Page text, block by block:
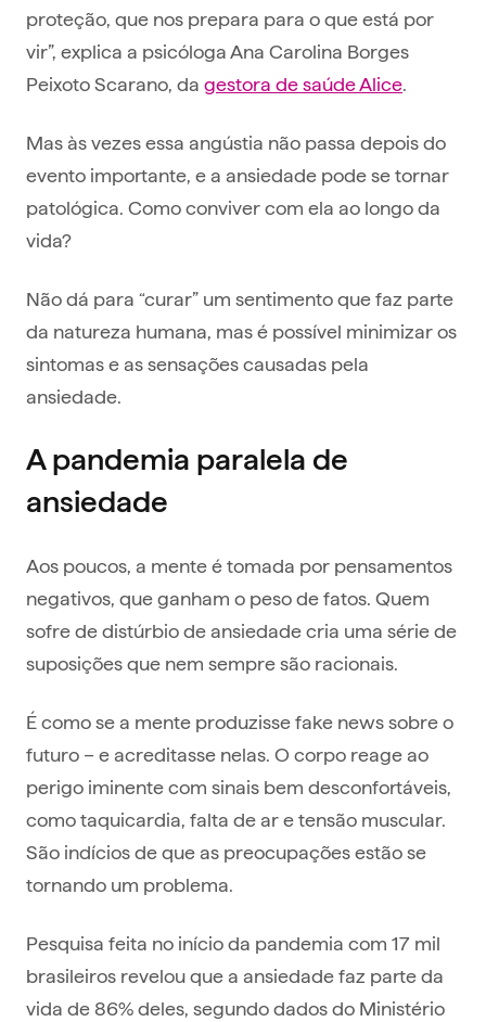
proteção, que nos prepara para o que está por
vir”, explica a psicóloga Ana Carolina Borges
Peixoto Scarano, da gestora de saúde Alice.
Mas às vezes essa angústia não passa depois do
evento importante, e a ansiedade pode se tornar
patológica. Como conviver com ela ao longo da
vida?
Não dá para “curar” um sentimento que faz parte
da natureza humana, mas é possível minimizar os
sintomas e as sensações causadas pela
ansiedade.
A pandemia paralela de
ansiedade
Aos poucos, a mente é tomada por pensamentos
negativos, que ganham o peso de fatos. Quem
sofre de distúrbio de ansiedade cria uma série de
suposições que nem sempre são racionais.
É como se a mente produzisse fake news sobre o
futuro – e acreditasse nelas. O corpo reage ao
perigo iminente com sinais bem desconfortáveis,
como taquicardia, falta de ar e tensão muscular.
São indícios de que as preocupações estão se
tornando um problema.
Pesquisa feita no início da pandemia com 17 mil
brasileiros revelou que a ansiedade faz parte da
vida de 86% deles, segundo dados do Ministério